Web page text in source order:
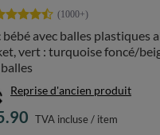
bébé avec balles plastiques
vert : turquoise foncé/
Reprise d'ancien produit
TVA incluse/ item